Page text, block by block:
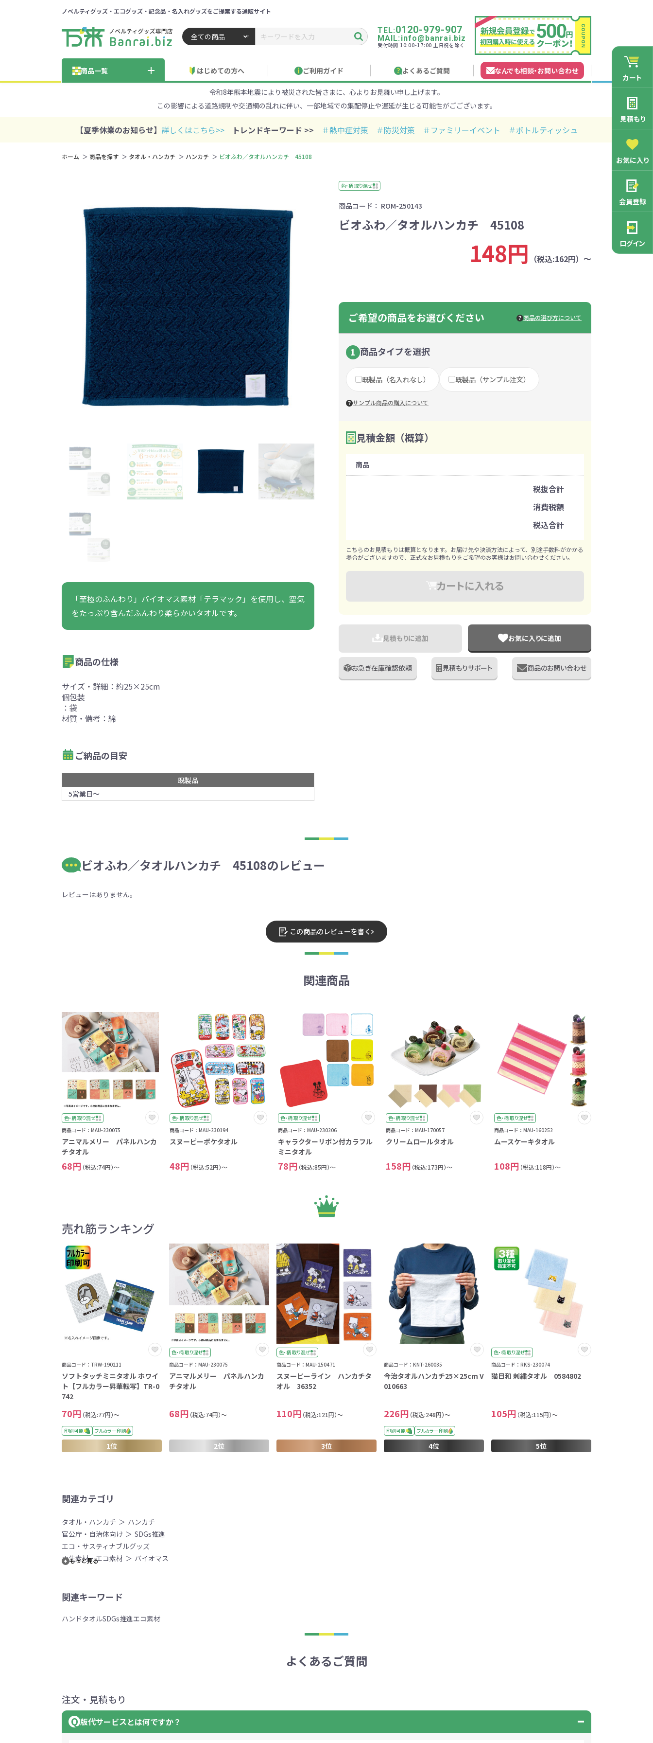
ノベルティグッズ・エコグッズ・記念品・名入れグッズをご提案する通販サイト
ノベルティ 専門店 万来ドットbiz ／ 名入れ・販促品・記念品・オリジナルグッズ
商品一覧
エコバッグ・トートバッ
グ全般
コットントートバッグ
オーガニックコットン
キャンバストートバッ
グ
不織布バッグ
ポリエステルバッグ ジュート・リネンバッグ 保冷バッグ
マルシェバッグ ランチバッグ
巾着・リュック全般 コットン巾着・リュック 不織布巾着・リュック
ポリエステル巾着・リュ
ック
ポーチ全般
クリア・ビニールポー
チ
ポリエステルポーチ コットンポーチ キャンバスポーチ
デニムポーチ 化粧ポーチ
ケース全般 財布 カードケース マルチケース
マグカップ全般 陶器マグカップ プラスチックマグカップ
ステンレス・アルミマグカッ
プ
ガラスマグカップ
湯のみ
タンブラー・ボトル・グラス
タンブラー・ボトル・グ
ラス全般
ステンレスタンブラー
アルミボトル クリアボトル ペットボトルホルダー
ペン・筆記用具
ペン・筆記用具全般 単色ボールペン
文具・ステーショナリー
全般
付箋
電子メモパッド ペンケース
マグネット クリップ
スマホ・タブレットグッ
ズ全般
モバイルバッテリー・充
電器
タッチペン
イヤフォン・ヘッドセッ
ト
スマホ対応手袋 その他
パソコングッズ全般 USBグッズ
記念品
生活用品・生活雑貨
生活用品・生活雑貨全
般
掃除・洗濯用品 工具 その他
ティッシュ全般 ウェットティッシュ トイレットペーパー ボックスティッシュ ボトルティッシュ
インテリア雑貨全般 フォトフレーム 照明 アロマ・フレグランス
植物栽培セット その他
ブランケット・ひざ掛け キッチングッズ
キッチングッズ全般 キッチンツール カトラリー コースター
防災・防犯グッズ
防災・防犯グッズ全般 防災グッズ 防災セット ホイッスル
美容・健康グッズ
美容・健康グッズ全般 入浴剤 ミラー マスク
除菌・感染対策グッズ
全般
マスク
ウェットティッシュ・ティ
除菌液
タオル・ハンカチ
タオル・ハンカチ全般 ハンカチ 手ぬぐい
うちわ・扇子・ファン
般
ファン
雨具全般
アウトドア・レジャーグッズ
ッズ全般
レジャーグッズ 携帯トイレ
その他
ひんやりグッズ全般
あったかグッズ
あったかグッズ全般 アイマスク 手袋
お菓子・食品・飲料
お菓子・食品・飲料全般 食品
～50円 51～100円 101～150円
1001～2000円
5001～10000円 10001円以上
展示会・セミナー全般 展示会向けバッグ 展示会向けノベルティ
再生素材・エコ素材全
般
再生コットン 再生樹脂 リサイクルレザー
再生紙 リサイクルデニム ラバーウッド
コルク 竹・バンブーファイバー
バイオマス EVA素材 ライスレジン 生分解性素材
ＦＳＣ認証
社会貢献機能付き
社会貢献機能付き全般 フェアトレード 樹を・サンゴを植える
来店・成約プレゼント 営業活動ツール・粗品
メッセージ入りノベルティ イベント・抽選会
イベント・抽選会全般
お絵かき・ぬりえイベントセ
ット
手作り・工作イベントセット 定番イベントセット 子供向け抽選会セット
女性向け抽選会セット 季節の抽選会セット
季節のグッズ
季節のグッズ全般 春のノベルティ 秋のノベルティ 冬のノベルティ
子供向け全般 お菓子系 文具・知育玩具系 イベント・抽選会
防犯・安心グッズ
女性向け全般 ファッション雑貨 エコ・アイデア雑貨 キッチン雑貨 生活雑貨
シニア向け
シニア向け全般 健康・癒しグッズ 防犯グッズ モバイル・PCグッズ 生活雑貨
訪日外国人・インバウンド向
訪日外国人・インバウ
ンド向け全般
和風・和雑貨
100円以下の人気エコバッグ 展示会ノベルティ特集 フルカラー印刷で訴求力UP 名入れ印刷バッグ特集
春のノベルティ特集 夏のノベルティ特集
展示会向けバッグ特集 和のノベルティ特集
スマホに役立つノベルティグッ
ズ
防犯・防災対策ノベルティ
官公庁・自治体向け全
般
SDGs推進 環境保全 交通安全 消防・救急グッズ
学校・教育グッズ 選挙啓発グッズ
学校・PTA・オープンキ
ャンパス向け全般
バッグ・ポーチ 記念品
メーカー向け
メーカー向け全般 アパレル 住宅・不動産
店舗向け全般 カーディーラー 美容系サロン
はじめての方へ ご利用ガイド
見積もり作成について のし・包装 名入れガイド
よくあるご質問 なんでも相談・お問い合わせ
見積もりサポート お急ぎ在庫確認
TEL:0120-979-907
MAIL:info@banrai.biz
受付時間 10:00-17:00 土日祝を除く
カート
見積もり
お気に入り
会員登録
ログイン
令和8年熊本地震により被災された皆さまに、心よりお見舞い申し上げます。
この影響による道路規制や交通網の乱れに伴い、一部地域での集配停止や遅延が生じる可能性がごございます。
【夏季休業のお知らせ】 詳しくはこちら>> トレンドキーワード >> ＃熱中症対策 ＃防災対策 ＃ファミリーイベント ＃ボトルティッシュ
ホーム 商品を探す タオル・ハンカチ ハンカチ ビオふわ／タオルハンカチ 45108
色・柄 取り混ぜ
商品コード： ROM-250143
ビオふわ／タオルハンカチ 45108
148円 （税込:162円）～
「至極のふんわり」バイオマス素材「テラマック」を使用し、空気
をたっぷり含んだふんわり柔らかいタオルです。
商品の仕様
サイズ・詳細：約25×25cm
個包装
：袋
材質・備考：綿
ご納品の目安
既製品
5営業日～
ご希望の商品をお選びください 商品の選び方について
1 商品タイプを選択
既製品（名入れなし） 既製品（サンプル注文）
サンプル商品の購入について
2 数量を入力
購入条件
注文可能数
見積金額（概算）
商品
税抜合計
消費税額
税込合計
こちらのお見積もりは概算となります。お届け先や決済方法によって、別途手数料がかかる
場合がございますので、正式なお見積もりをご希望のお客様はお問い合わせください。
カートに入れる
見積もりに追加 お気に入りに追加
お急ぎ在庫確認依頼 見積もりサポート 商品のお問い合わせ
ビオふわ／タオルハンカチ 45108のレビュー
レビューはありません。
この商品のレビューを書く
関連商品
色・柄 取り混ぜ
商品コード：MAU-230075
アニマルメリー パネルハンカ
チタオル
68円 （税込:74円）～
色・柄 取り混ぜ
商品コード：MAU-230194
スヌーピーポケタオル
48円 （税込:52円）～
色・柄 取り混ぜ
商品コード：MAU-230206
キャラクターリボン付カラフル
ミニタオル
78円 （税込:85円）～
色・柄 取り混ぜ
商品コード：MAU-170057
クリームロールタオル
158円 （税込:173円）～
色・柄 取り混ぜ
商品コード：MAU-160252
ムースケーキタオル
108円 （税込:118円）～
売れ筋ランキング
商品コード：TRW-190211
ソフトタッチミニタオル ホワイ
ト【フルカラー昇華転写】TR-0
742
70円 （税込:77円）～
印刷可能 フルカラー印刷
1位
色・柄 取り混ぜ
商品コード：MAU-230075
アニマルメリー パネルハンカ
チタオル
68円 （税込:74円）～
2位
色・柄 取り混ぜ
商品コード：MAU-250471
スヌーピーライン ハンカチタ
オル 36352
110円 （税込:121円）～
3位
商品コード：KNT-260035
今治タオルハンカチ25×25cm V
010663
226円 （税込:248円）～
印刷可能 フルカラー印刷
4位
色・柄 取り混ぜ
商品コード：RKS-230074
猫日和 刺繍タオル 0584802
105円 （税込:115円）～
5位
関連カテゴリ
タオル・ハンカチ
ハンカチ
官公庁・自治体向け
SDGs推進
エコ・サスティナブルグッズ
再生素材・エコ素材
バイオマス
もっと見る
関連キーワード
ハンドタオルSDGs推進エコ素材
よくあるご質問
注文・見積もり
版代サービスとは何ですか？